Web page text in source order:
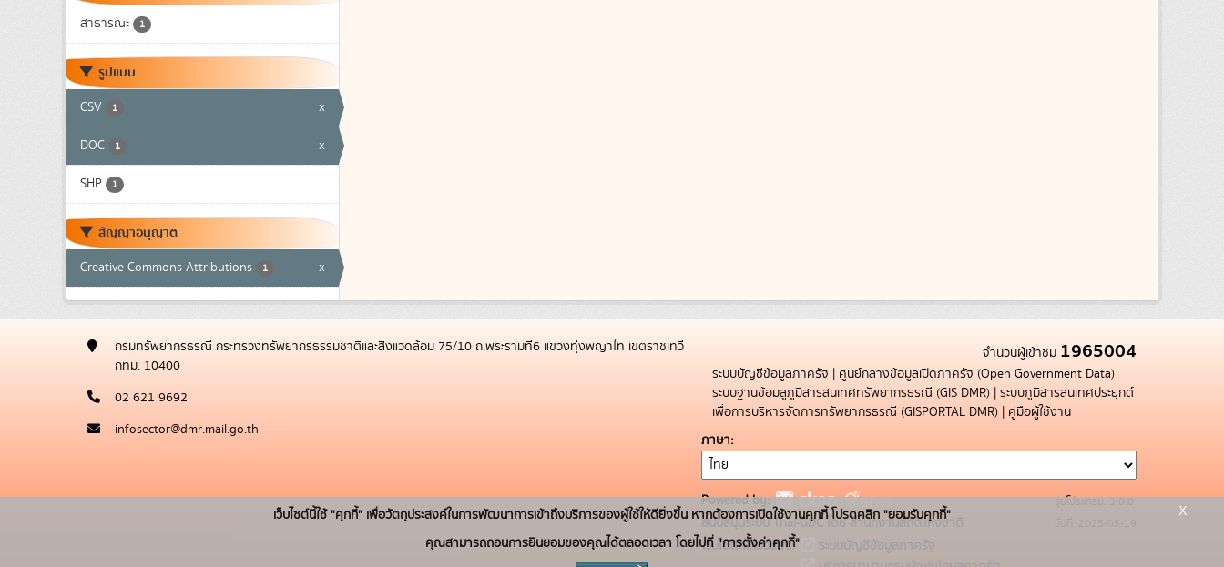
สาธารณะ 1
รูปแบบ
CSV 1 x
DOC 1 x
SHP 1
สัญญาอนุญาต
Creative Commons Attributions 1 x
กรมทรัพยากรธรณี กระทรวงทรัพยากรธรรมชาติและสิ่งแวดล้อม 75/10 ถ.พระรามที่6 แขวงทุ่งพญาไท เขตราชเทวี
กทม. 10400
02 621 9692
infosector@dmr.mail.go.th
จำนวนผู้เข้าชม 1965004
ระบบบัญชีข้อมูลภาครัฐ | ศูนย์กลางข้อมูลเปิดภาครัฐ (Open Government Data)
ระบบฐานข้อมลูภูมิสารสนเทศทรัพยากรธรณี (GIS DMR) | ระบบภูมิสารสนเทศประยุกต์
เพื่อการบริหารจัดการทรัพยากรธรณี (GISPORTAL DMR) | คู่มือผู้ใช้งาน
ภาษา
Powered by:
สนับสนุนระบบ Thai-GDC โดย สำนักงานสถิติแห่งชาติ
เว็บไซต์ที่เกี่ยวข้อง:
ระบบบัญชีข้อมูลภาครัฐ
รุ่นโปรแกรม: 3.0.0
วันที่: 2025-05-19
เว็บไซต์นี้ใช้ "คุกกี้" เพื่อวัตถุประสงค์ในการพัฒนาการเข้าถึงบริการของผู้ใช้ให้ดียิ่งขึ้น หากต้องการเปิดใช้งานคุกกี้ โปรดคลิก "ยอมรับคุกกี้"
คุณสามารถถอนการยินยอมของคุณได้ตลอดเวลา โดยไปที่ "การตั้งค่าคุกกี้"
x